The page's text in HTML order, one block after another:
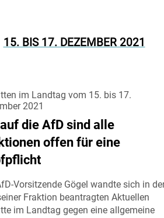
15. BIS 17. DEZEMBER 2021
im Landtag vom 15. bis 17.
2021
die AfD sind alle
offen für eine
Vorsitzende Gögel wandte sich in
Fraktion beantragten Aktuellen
im Landtag gegen eine allgemeine